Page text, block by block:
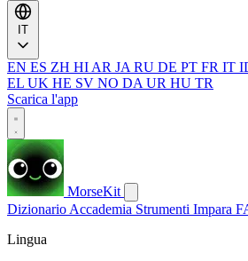
EN ES ZH HI AR JA RU DE PT FR IT
EL UK HE SV NO DA UR HU TR
Scarica l'app
MorseKit
Dizionario Accademia Strumenti Impara
Lingua